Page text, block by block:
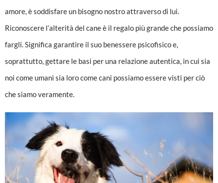
amore, è soddisfare un bisogno nostro attraverso di lui.
Riconoscere l’alterità del cane è il regalo più grande che possiamo
fargli. Significa garantire il suo benessere psicofisico e,
soprattutto, gettare le basi per una relazione autentica, in cui sia
noi come umani sia loro come cani possiamo essere visti per ciò
che siamo veramente.